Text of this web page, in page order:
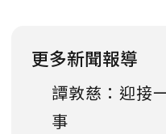
更多新聞報導
譚敦慈：迎接
事